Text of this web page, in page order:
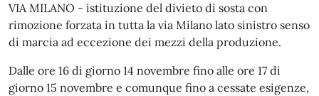
VIA MILANO - istituzione del divieto di sosta con
rimozione forzata in tutta la via Milano lato sinistro senso
di marcia ad eccezione dei mezzi della produzione.
Dalle ore 16 di giorno 14 novembre fino alle ore 17 di
giorno 15 novembre e comunque fino a cessate esigenze,